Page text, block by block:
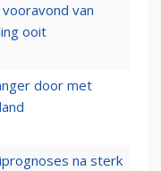
vooravond van
ooit
door met
na sterk